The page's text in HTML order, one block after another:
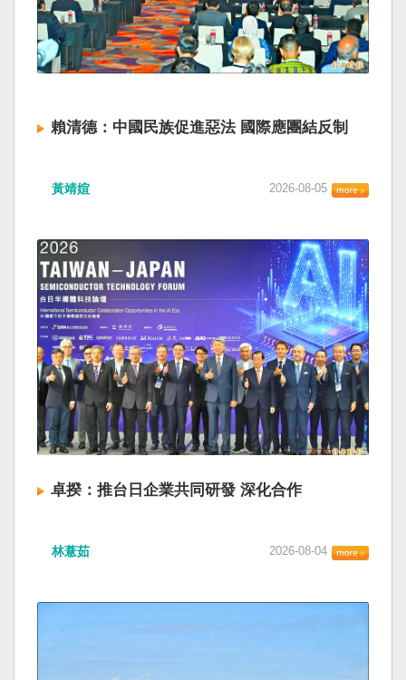
賴清德：中國民族促進惡法 國際應團結反制
黃靖媗 2026-08-05
卓揆：推台日企業共同研發 深化合作
林薏茹 2026-08-04